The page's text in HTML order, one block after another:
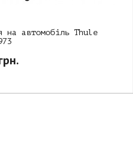
на автомобіль Thule